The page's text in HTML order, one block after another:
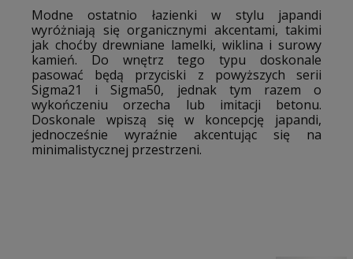
Modne ostatnio łazienki w stylu japandi
wyróżniają się organicznymi akcentami, takimi
jak choćby drewniane lamelki, wiklina i surowy
kamień. Do wnętrz tego typu doskonale
pasować będą przyciski z powyższych serii
Sigma21 i Sigma50, jednak tym razem o
wykończeniu orzecha lub imitacji betonu.
Doskonale wpiszą się w koncepcję japandi,
jednocześnie wyraźnie akcentując się na
minimalistycznej przestrzeni.